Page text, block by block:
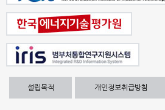
설립목적 개인정보취급방침